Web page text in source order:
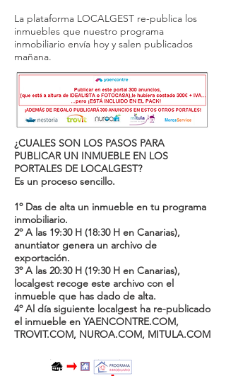
La plataforma LOCALGEST re-publica los
inmuebles que nuestro programa
inmobiliario envía hoy y salen publicados
mañana.
¿CUALES SON LOS PASOS PARA
PUBLICAR UN INMUEBLE EN LOS
PORTALES DE LOCALGEST?
Es un proceso sencillo.
1º Das de alta un inmueble en tu programa
inmobiliario.
2º A las 19:30 H (18:30 H en Canarias),
anuntiator genera un archivo de
exportación.
3º A las 20:30 H (19:30 H en Canarias),
localgest recoge este archivo con el
inmueble que has dado de alta.
4º Al día siguiente localgest ha re-publicado
el inmueble en YAENCONTRE.COM,
TROVIT.COM, NUROA.COM, MITULA.COM